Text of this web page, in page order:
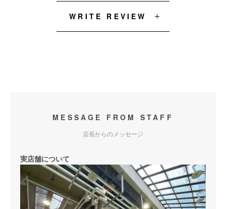
WRITE REVIEW
MESSAGE FROM STAFF
店長からのメッセージ
実店舗について